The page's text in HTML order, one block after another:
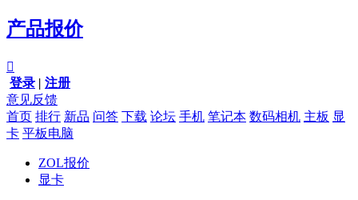
产品报价

登录 | 注册
意见反馈
首页 排行 新品 问答 下载 论坛 手机 笔记本 数码相机 主板 显
卡 平板电脑
ZOL报价
显卡